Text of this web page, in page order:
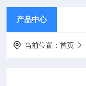
产品中心
当前位置：首页